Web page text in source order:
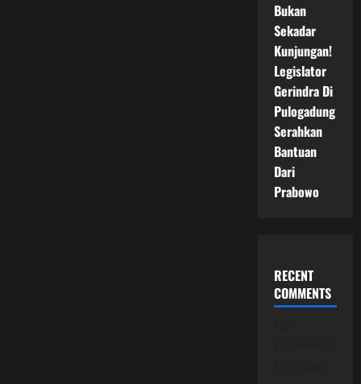
Bukan
Sekadar
Kunjungan!
Legislator
Gerindra Di
Pulogadung
Serahkan
Bantuan
Dari
Prabowo
RECENT
COMMENTS